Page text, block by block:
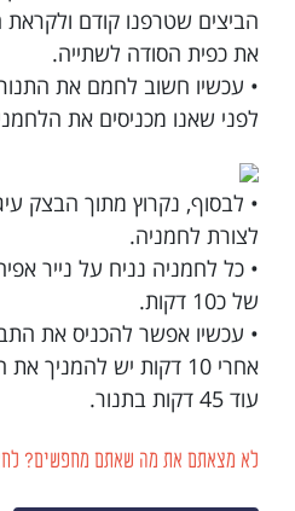
הביצים שטרפנו קודם
את כפית הסודה לשתייה.
לפני שאנו מכניסים את
• לבסוף, נקרוץ מתוך הבצק
לצורת לחמניה.
• כל לחמניה נניח על נייר
של כ10 דקות.
• עכשיו אפשר להכניס את
עוד 45 דקות בתנור.
לא מצאתם את מה שאתם מחפשים?